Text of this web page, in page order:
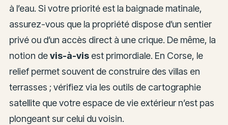
à l’eau. Si votre priorité est la baignade matinale,
assurez-vous que la propriété dispose d’un sentier
privé ou d’un accès direct à une crique. De même, la
notion devis-à-visest primordiale. En Corse, le
relief permet souvent de construire des villas en
terrasses ; vérifiez via les outils de cartographie
satellite que votre espace de vie extérieur n’est pas
plongeant sur celui du voisin.